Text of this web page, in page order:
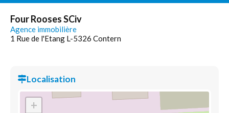
Four Rooses SCiv
Agence immobilière
1 Rue de l'Etang L-5326 Contern
Localisation
+